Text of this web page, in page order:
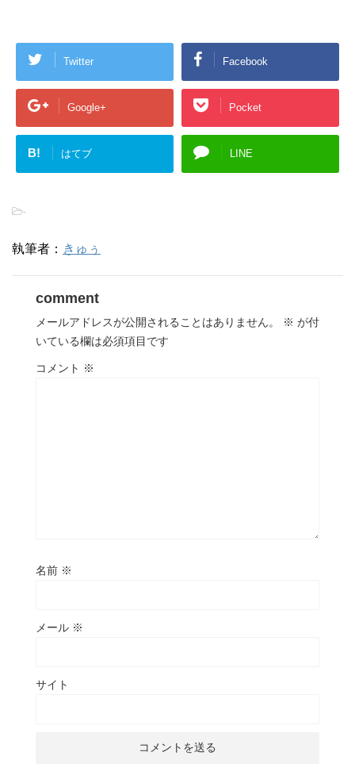
Twitter Facebook
Google+ Pocket
B! はてブ LINE
-
執筆者： きゅぅ
comment
メールアドレスが公開されることはありません。 ※ が付
いている欄は必須項目です
コメント ※
名前 ※
メール ※
サイト